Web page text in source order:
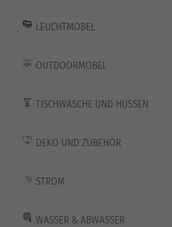
LEUCHTMÖBEL
OUTDOORMÖBEL
TISCHWÄSCHE UND HUSSEN
DEKO UND ZUBEHÖR
STROM
WASSER & ABWASSER